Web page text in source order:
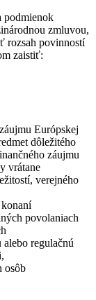
podmienok
zmluvou,
rozsah povinností
zaistiť:
Európskej
dôležitého
záujmu
vrátane
verejného
povolaniach
regulačnú
osôb